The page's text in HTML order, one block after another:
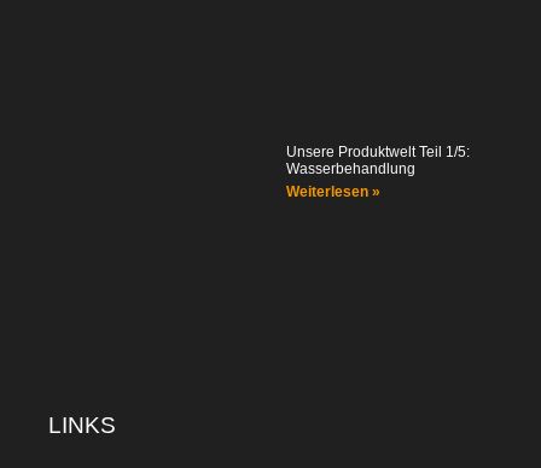
Unsere Produktwelt Teil 1/5:
Wasserbehandlung
Weiterlesen »
LINKS